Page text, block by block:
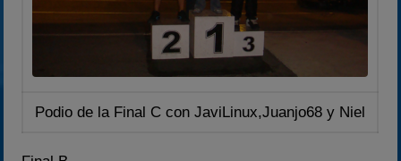
Podio de la Final C con JaviLinux,Juanjo68 y Niel